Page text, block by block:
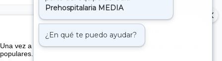
Suscribete a nuestro boletin
Una vez a la semana enviamos un correo con los artículos más
populares.